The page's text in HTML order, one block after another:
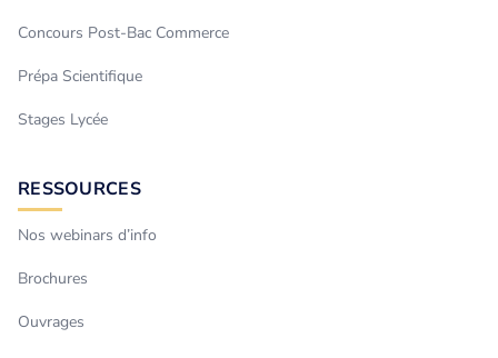
Concours Post-Bac Commerce
Prépa Scientifique
Stages Lycée
RESSOURCES
Nos webinars d’info
Brochures
Ouvrages